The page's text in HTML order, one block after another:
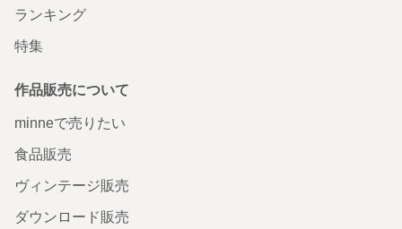
ランキング
特集
作品販売について
minneで売りたい
食品販売
ヴィンテージ販売
ダウンロード販売